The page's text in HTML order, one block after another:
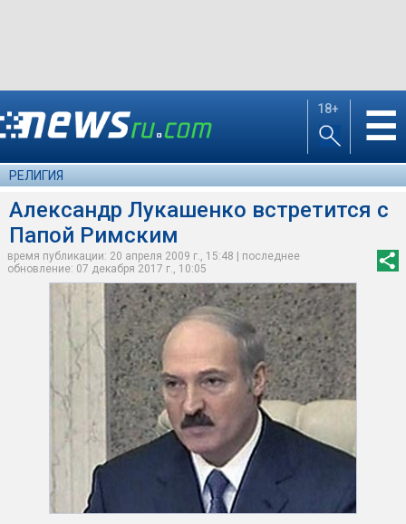
18+ ☰
РЕЛИГИЯ
Александр Лукашенко встретится с
Папой Римским
время публикации: 20 апреля 2009 г., 15:48 | последнее
обновление: 07 декабря 2017 г., 10:05